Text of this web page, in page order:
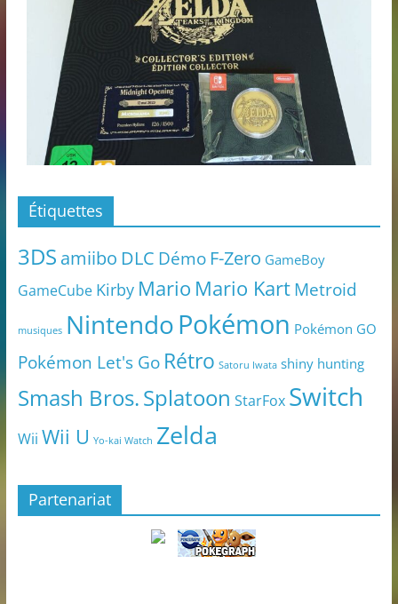
Étiquettes
3DS amiibo DLC Démo F-Zero GameBoy
GameCube Kirby Mario Mario KartMetroid
musiques NintendoPokémon Pokémon GO
Pokémon Let's Go Rétro Satoru Iwata shiny hunting
Smash Bros.Splatoon StarFox Switch
Wii Wii U Yo-kai Watch Zelda
Partenariat